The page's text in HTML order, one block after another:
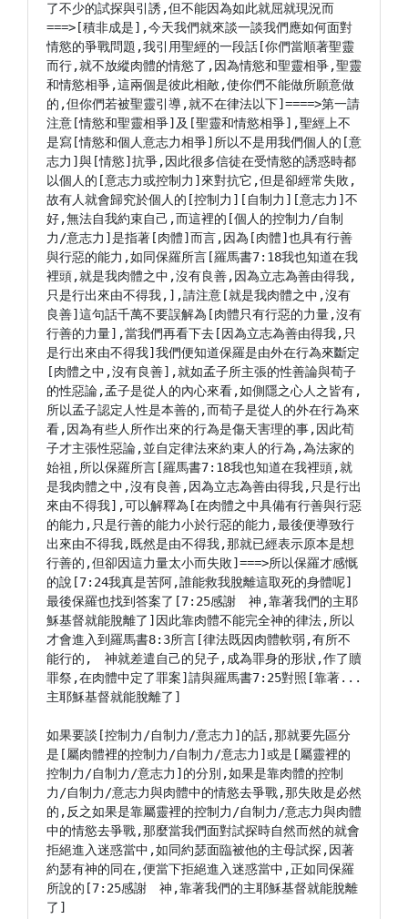
了不少的試探與引誘,但不能因為如此就屈就現況而
===>[積非成是],今天我們就來談一談我們應如何面對
情慾的爭戰問題,我引用聖經的一段話[你們當順著聖靈
而行,就不放縱肉體的情慾了,因為情慾和聖靈相爭,聖靈
和情慾相爭,這兩個是彼此相敵,使你們不能做所願意做
的,但你們若被聖靈引導,就不在律法以下]====>第一請
注意[情慾和聖靈相爭]及[聖靈和情慾相爭],聖經上不
是寫[情慾和個人意志力相爭]所以不是用我們個人的[意
志力]與[情慾]抗爭,因此很多信徒在受情慾的誘惑時都
以個人的[意志力或控制力]來對抗它,但是卻經常失敗,
故有人就會歸究於個人的[控制力][自制力][意志力]不
好,無法自我約束自己,而這裡的[個人的控制力/自制
力/意志力]是指著[肉體]而言,因為[肉體]也具有行善
與行惡的能力,如同保羅所言[羅馬書7:18我也知道在我
裡頭,就是我肉體之中,沒有良善,因為立志為善由得我,
只是行出來由不得我,],請注意[就是我肉體之中,沒有
良善]這句話千萬不要誤解為[肉體只有行惡的力量,沒有
行善的力量],當我們再看下去[因為立志為善由得我,只
是行出來由不得我]我們便知道保羅是由外在行為來斷定
[肉體之中,沒有良善],就如孟子所主張的性善論與荀子
的性惡論,孟子是從人的內心來看,如側隱之心人之皆有,
所以孟子認定人性是本善的,而荀子是從人的外在行為來
看,因為有些人所作出來的行為是傷天害理的事,因此荀
子才主張性惡論,並自定律法來約束人的行為,為法家的
始祖,所以保羅所言[羅馬書7:18我也知道在我裡頭,就
是我肉體之中,沒有良善,因為立志為善由得我,只是行出
來由不得我],可以解釋為[在肉體之中具備有行善與行惡
的能力,只是行善的能力小於行惡的能力,最後便導致行
出來由不得我,既然是由不得我,那就已經表示原本是想
行善的,但卻因這力量太小而失敗]===>所以保羅才感慨
的說[7:24我真是苦阿,誰能救我脫離這取死的身體呢]
最後保羅也找到答案了[7:25感謝　神,靠著我們的主耶
穌基督就能脫離了]因此靠肉體不能完全神的律法,所以
才會進入到羅馬書8:3所言[律法既因肉體軟弱,有所不
能行的,　神就差遣自己的兒子,成為罪身的形狀,作了贖
罪祭,在肉體中定了罪案]請與羅馬書7:25對照[靠著...
主耶穌基督就能脫離了]
如果要談[控制力/自制力/意志力]的話,那就要先區分
是[屬肉體裡的控制力/自制力/意志力]或是[屬靈裡的
控制力/自制力/意志力]的分別,如果是靠肉體的控制
力/自制力/意志力與肉體中的情慾去爭戰,那失敗是必然
的,反之如果是靠屬靈裡的控制力/自制力/意志力與肉體
中的情慾去爭戰,那麼當我們面對試探時自然而然的就會
拒絕進入迷惑當中,如同約瑟面臨被他的主母試探,因著
約瑟有神的同在,便當下拒絕進入迷惑當中,正如同保羅
所說的[7:25感謝　神,靠著我們的主耶穌基督就能脫離
了]